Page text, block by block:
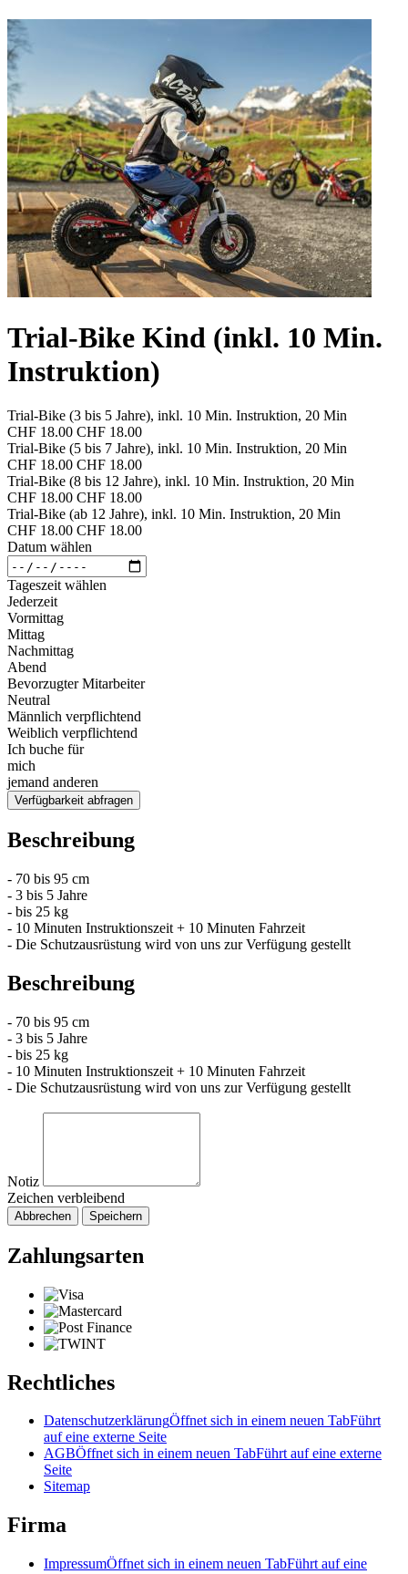
Trial-Bike Kind (inkl. 10 Min.
Instruktion)
Trial-Bike (3 bis 5 Jahre), inkl. 10 Min. Instruktion, 20 Min
CHF 18.00 CHF 18.00
Trial-Bike (5 bis 7 Jahre), inkl. 10 Min. Instruktion, 20 Min
CHF 18.00 CHF 18.00
Trial-Bike (8 bis 12 Jahre), inkl. 10 Min. Instruktion, 20 Min
CHF 18.00 CHF 18.00
Trial-Bike (ab 12 Jahre), inkl. 10 Min. Instruktion, 20 Min
CHF 18.00 CHF 18.00
Datum wählen
Tageszeit wählen
Jederzeit
Vormittag
Mittag
Nachmittag
Abend
Bevorzugter Mitarbeiter
Neutral
Männlich verpflichtend
Weiblich verpflichtend
Ich buche für
mich
jemand anderen
Verfügbarkeit abfragen
Beschreibung
- 70 bis 95 cm
- 3 bis 5 Jahre
- bis 25 kg
- 10 Minuten Instruktionszeit + 10 Minuten Fahrzeit
- Die Schutzausrüstung wird von uns zur Verfügung gestellt
Beschreibung
- 70 bis 95 cm
- 3 bis 5 Jahre
- bis 25 kg
- 10 Minuten Instruktionszeit + 10 Minuten Fahrzeit
- Die Schutzausrüstung wird von uns zur Verfügung gestellt
Notiz
Zeichen verbleibend
Abbrechen Speichern
Zahlungsarten
Rechtliches
DatenschutzerklärungÖffnet sich in einem neuen TabFührt
auf eine externe Seite
AGBÖffnet sich in einem neuen TabFührt auf eine externe
Seite
Sitemap
Firma
ImpressumÖffnet sich in einem neuen TabFührt auf eine